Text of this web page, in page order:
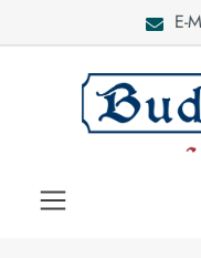
E-